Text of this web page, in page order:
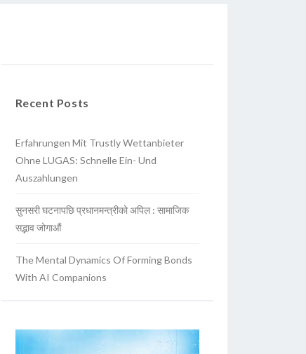
Recent Posts
Erfahrungen Mit Trustly Wettanbieter
Ohne LUGAS: Schnelle Ein- Und
Auszahlungen
सुनसरी घटनापछि प्रधानमन्त्रीको अपिल : सामाजिक
सद्भाव जोगाऔं
The Mental Dynamics Of Forming Bonds
With AI Companions